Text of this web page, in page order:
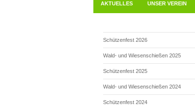
AKTUELLES UNSER VEREIN
Schützenfest 2026
Wald- und Wiesenschießen 2025
Schützenfest 2025
Wald- und Wiesenschießen 2024
Schützenfest 2024